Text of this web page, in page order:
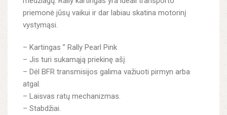
priemonė jūsų vaikui ir dar labiau skatina motorinį
vystymąsi.
– Kartingas ” Rally Pearl Pink
– Jis turi sukamąją priekinę ašį.
– Dėl BFR transmisijos galima važiuoti pirmyn arba
atgal.
– Laisvas ratų mechanizmas.
– Stabdžiai.